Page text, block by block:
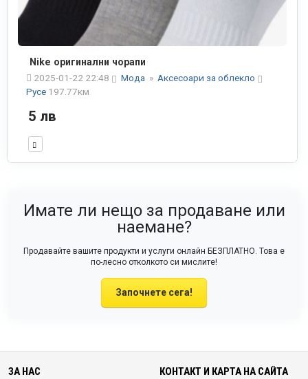
Nike оригинални чорапи
2025-01-22 22:48
Мода » Аксесоари за облекло
Русе 197.77км
5 лв
Имате ли нещо за продаване или
наемане?
Продавайте вашите продукти и услуги онлайн БЕЗПЛАТНО. Това е
по-лесно отколкото си мислите!
Започнете сега!
ЗА НАС КОНТАКТ И КАРТА НА САЙТА